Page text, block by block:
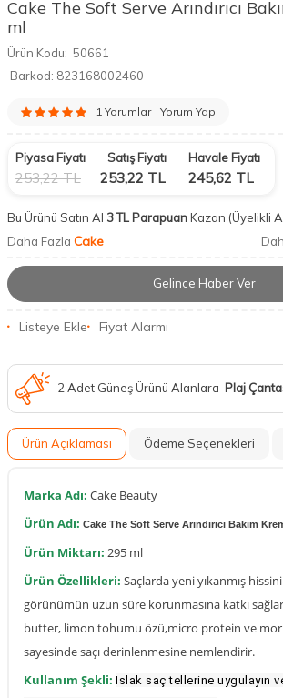
Cake The Soft Serve Arındırıcı
ml
Ürün Kodu: 50661
Barkod: 823168002460
1 Yorumlar Yorum Yap
Piyasa Fiyatı
253,22TL
Satış Fiyatı
253,22 TL
Havale Fiyatı
245,62 TL
Bu Ürünü Satın Al 3 TL ParapuanKazan (Üyelikli
Daha Fazla Cake
Gelince Haber Ver
Listeye Ekle Fiyat Alarmı
2 Adet Güneş Ürünü Alanlara Plaj
Ürün Açıklaması Ödeme Seçenekleri
Marka Adı: Cake Beauty
Ürün Adı: Cake The Soft Serve Arındırıcı Bakım
Ürün Miktarı: 295 ml
Ürün Özellikleri: Saçlarda yeni yıkanmış
görünümün uzun süre korunmasına katkı
butter, limon tohumu özü,micro protein ve
sayesinde saçı derinlenmesine nemlendirir.
Kullanım Şekli: Islak saç tellerine uygulayın